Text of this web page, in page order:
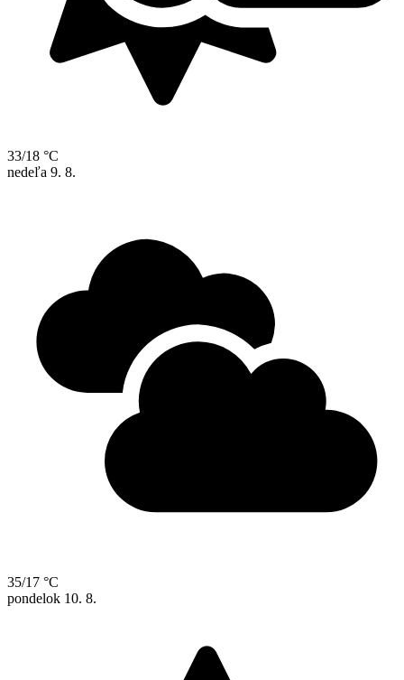
33/18 °C
nedeľa 9. 8.
35/17 °C
pondelok 10. 8.